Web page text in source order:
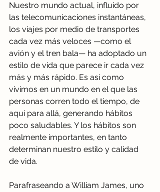
Nuestro mundo actual, influido por
las telecomunicaciones instantáneas,
los viajes por medio de transportes
cada vez más veloces —como el
avión y el tren bala— ha adoptado un
estilo de vida que parece ir cada vez
más y más rápido. Es así como
vivimos en un mundo en el que las
personas corren todo el tiempo, de
aquí para allá, generando hábitos
poco saludables. Y los hábitos son
realmente importantes, en tanto
determinan nuestro estilo y calidad
de vida.
Parafraseando a William James, uno